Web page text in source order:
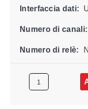
Interfaccia dati:
Numero di canali:
Numero di relè: